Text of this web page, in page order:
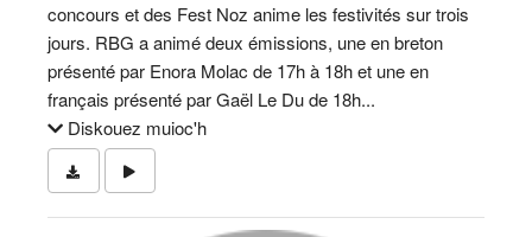
concours et des Fest Noz anime les festivités sur trois
jours. RBG a animé deux émissions, une en breton
présenté par Enora Molac de 17h à 18h et une en
français présenté par Gaël Le Du de 18h...
Diskouez muioc'h